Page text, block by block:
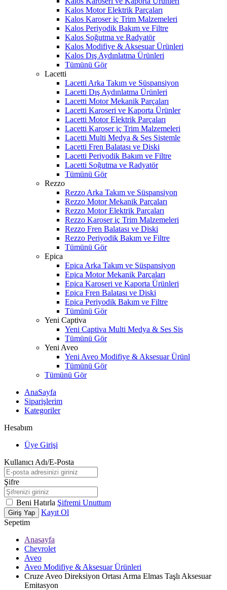
Kalos Motor Elektrik Parçaları
Kalos Karoser iç Trim Malzemeleri
Kalos Periyodik Bakım ve Filtre
Kalos Soğutma ve Radyatör
Kalos Modifiye & Aksesuar Ürünleri
Kalos Dış Aydınlatma Ürünleri
Tümünü Gör
Lacetti
Lacetti Arka Takım ve Süspansiyon
Lacetti Dış Aydınlatma Ürünleri
Lacetti Motor Mekanik Parçaları
Lacetti Karoseri ve Kaporta Ürünler
Lacetti Motor Elektrik Parçaları
Lacetti Karoser iç Trim Malzemeleri
Lacetti Multi Medya & Ses Sistemle
Lacetti Fren Balatası ve Diski
Lacetti Periyodik Bakım ve Filtre
Lacetti Soğutma ve Radyatör
Tümünü Gör
Rezzo
Rezzo Arka Takım ve Süspansiyon
Rezzo Motor Mekanik Parçaları
Rezzo Motor Elektrik Parçaları
Rezzo Karoser iç Trim Malzemeleri
Rezzo Fren Balatası ve Diski
Rezzo Periyodik Bakım ve Filtre
Tümünü Gör
Epica
Epica Arka Takım ve Süspansiyon
Epica Motor Mekanik Parçaları
Epica Karoseri ve Kaporta Ürünleri
Epica Fren Balatası ve Diski
Epica Periyodik Bakım ve Filtre
Tümünü Gör
Yeni Captiva
Yeni Captiva Multi Medya & Ses Sis
Tümünü Gör
Yeni Aveo
Yeni Aveo Modifiye & Aksesuar Ürünl
Tümünü Gör
Tümünü Gör
AnaSayfa
Siparişlerim
Kategoriler
Hesabım
Üye Girişi
Kullanıcı Adı/E-Posta
Şifre
Beni Hatırla Şifremi Unuttum
Giriş Yap
Kayıt Ol
Sepetim
Anasayfa
Chevrolet
Aveo
Aveo Modifiye & Aksesuar Ürünleri
Cruze Aveo Direksiyon Ortası Arma Elmas Taşlı Aksesuar
Emitasyon